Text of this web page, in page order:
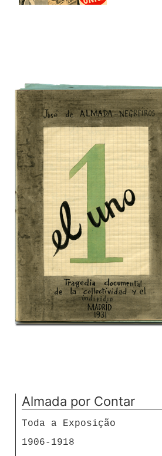
Almada por Contar
Toda a Exposição
1906-1918